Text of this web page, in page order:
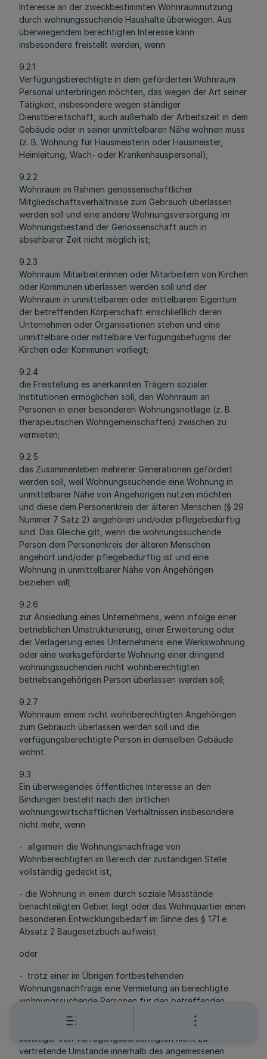
Interesse an der zweckbestimmten Wohnraumnutzung
durch wohnungssuchende Haushalte überwiegen. Aus
überwiegendem berechtigten Interesse kann
insbesondere freistellt werden, wenn
9.2.1
Verfügungsberechtigte in dem geförderten Wohnraum
Personal unterbringen möchten, das wegen der Art seiner
Tätigkeit, insbesondere wegen ständiger
Dienstbereitschaft, auch außerhalb der Arbeitszeit in dem
Gebäude oder in seiner unmittelbaren Nähe wohnen muss
(z. B. Wohnung für Hausmeisterin oder Hausmeister,
Heimleitung, Wach- oder Krankenhauspersonal);
9.2.2
Wohnraum im Rahmen genossenschaftlicher
Mitgliedschaftsverhältnisse zum Gebrauch überlassen
werden soll und eine andere Wohnungsversorgung im
Wohnungsbestand der Genossenschaft auch in
absehbarer Zeit nicht möglich ist;
9.2.3
Wohnraum Mitarbeiterinnen oder Mitarbeitern von Kirchen
oder Kommunen überlassen werden soll und der
Wohnraum in unmittelbarem oder mittelbarem Eigentum
der betreffenden Körperschaft einschließlich deren
Unternehmen oder Organisationen stehen und eine
unmittelbare oder mittelbare Verfügungsbefugnis der
Kirchen oder Kommunen vorliegt;
9.2.4
die Freistellung es anerkannten Trägern sozialer
Institutionen ermöglichen soll, den Wohnraum an
Personen in einer besonderen Wohnungsnotlage (z. B.
therapeutischen Wohngemeinschaften) zwischen zu
vermieten;
9.2.5
das Zusammenleben mehrerer Generationen gefördert
werden soll, weil Wohnungssuchende eine Wohnung in
unmittelbarer Nähe von Angehörigen nutzen möchten
und diese dem Personenkreis der älteren Menschen (§ 29
Nummer 7 Satz 2) angehören und/oder pflegebedürftig
sind. Das Gleiche gilt, wenn die wohnungssuchende
Person dem Personenkreis der älteren Menschen
angehört und/oder pflegebedürftig ist und eine
Wohnung in unmittelbarer Nähe von Angehörigen
beziehen will;
9.2.6
zur Ansiedlung eines Unternehmens, wenn infolge einer
betrieblichen Umstrukturierung, einer Erweiterung oder
der Verlagerung eines Unternehmens eine Werkswohnung
oder eine werksgeförderte Wohnung einer dringend
wohnungssuchenden nicht wohnberechtigten
betriebsangehörigen Person überlassen werden soll;
9.2.7
Wohnraum einem nicht wohnberechtigten Angehörigen
zum Gebrauch überlassen werden soll und die
verfügungsberechtigte Person in demselben Gebäude
wohnt.
9.3
Ein überwiegendes öffentliches Interesse an den
Bindungen besteht nach den örtlichen
wohnungswirtschaftlichen Verhältnissen insbesondere
nicht mehr, wenn
- allgemein die Wohnungsnachfrage von
Wohnberechtigten im Bereich der zuständigen Stelle
vollständig gedeckt ist,
- die Wohnung in einem durch soziale Missstände
benachteiligten Gebiet liegt oder das Wohnquartier einen
besonderen Entwicklungsbedarf im Sinne des § 171 e
Absatz 2 Baugesetzbuch aufweist
oder
- trotz einer im Übrigen fortbestehenden
Wohnungsnachfrage eine Vermietung an berechtigte
wohnungssuchende Personen für den betreffenden
Wohnraum wegen seiner ungünstigen Verkehrslage, seiner
Größe, der Höhe der geforderten zulässigen Miete oder
sonstiger von Verfügungsberechtigten nicht zu
vertretende Umstände innerhalb des angemessenen